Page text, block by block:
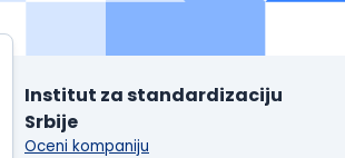
Institut za standardizaciju
Srbije
Oceni kompaniju